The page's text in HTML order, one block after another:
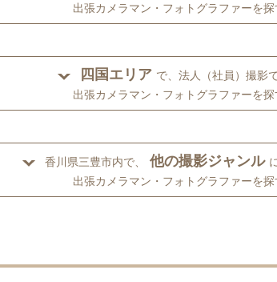
出張カメラマン・フォトグラファーを探
四国エリア で、法人（社員）撮影
出張カメラマン・フォトグラファーを探
香川県三豊市内で、 他の撮影ジャンル
出張カメラマン・フォトグラファーを探